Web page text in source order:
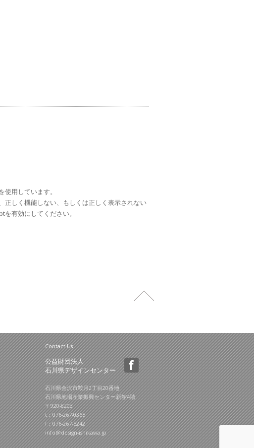
用しています。
正しく機能しない、もしくは正しく表示されない
有効にしてください。
Contact Us
公益財団法人
石川県デザインセンター
石川県金沢市鞍月2丁目20番地
石川県地場産業振興センター新館4階
〒920-8203
t：076-267-0365
f：076-267-5242
info@design-ishikawa.jp